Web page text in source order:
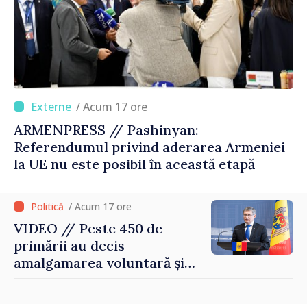
/ Acum 17 ore
ARMENPRESS // Pashinyan:
Referendumul privind aderarea Armeniei
la UE nu este posibil în această etapă
/ Acum 17 ore
VIDEO // Peste 450 de
primării au decis
amalgamarea voluntară și